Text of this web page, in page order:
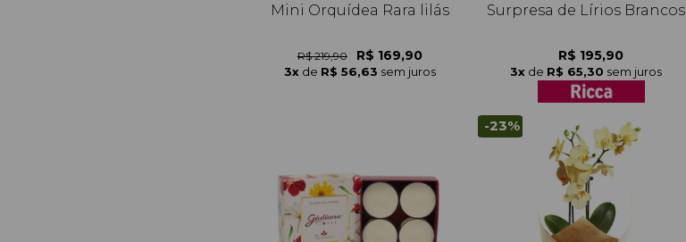
Mini Orquídea Rara lilás
R$ 219,90 R$ 169,90
3x de R$ 56,63 sem juros
Surpresa de Lírios Brancos
R$ 195,90
3x de R$ 65,30 sem juros
-23%